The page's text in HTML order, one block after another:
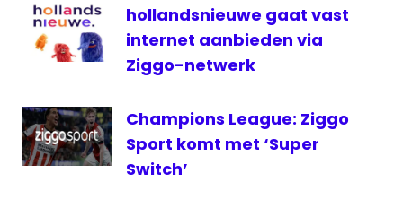
Amstelveen
televisie
hollandsnieuwe gaat vast
internet aanbieden via
Ziggo-netwerk
Champions League: Ziggo
Sport komt met ‘Super
Switch’